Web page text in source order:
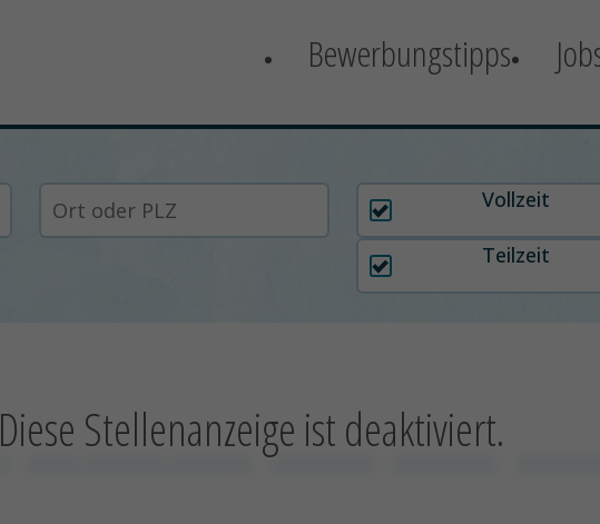
Bewerbungstipps
Arbeitszeit auswählen
Vollzeit
Teilzeit
Diese Stellenanzeige ist deaktiviert.
xxxxxxxxxx